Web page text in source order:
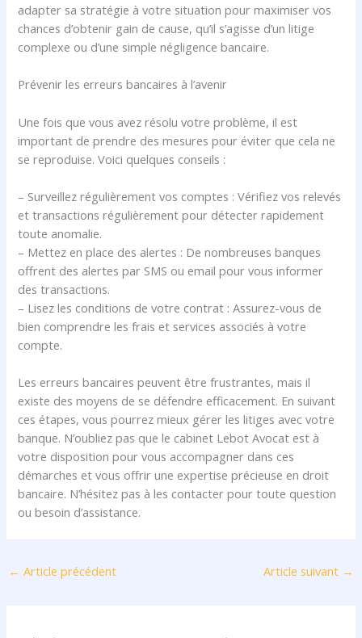
adapter sa stratégie à votre situation pour maximiser vos
chances d’obtenir gain de cause, qu’il s’agisse d’un litige
complexe ou d’une simple négligence bancaire.
Prévenir les erreurs bancaires à l’avenir
Une fois que vous avez résolu votre problème, il est
important de prendre des mesures pour éviter que cela ne
se reproduise. Voici quelques conseils :
– Surveillez régulièrement vos comptes : Vérifiez vos relevés
et transactions régulièrement pour détecter rapidement
toute anomalie.
– Mettez en place des alertes : De nombreuses banques
offrent des alertes par SMS ou email pour vous informer
des transactions.
– Lisez les conditions de votre contrat : Assurez-vous de
bien comprendre les frais et services associés à votre
compte.
Les erreurs bancaires peuvent être frustrantes, mais il
existe des moyens de se défendre efficacement. En suivant
ces étapes, vous pourrez mieux gérer les litiges avec votre
banque. N’oubliez pas que le cabinet Lebot Avocat est à
votre disposition pour vous accompagner dans ces
démarches et vous offrir une expertise précieuse en droit
bancaire. N’hésitez pas à les contacter pour toute question
ou besoin d’assistance.
← Article précédent Article suivant →